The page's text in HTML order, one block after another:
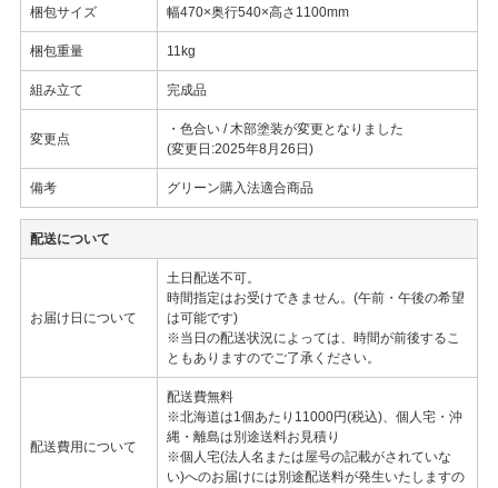
梱包サイズ 幅470×奥行540×高さ1100mm
梱包重量 11kg
組み立て 完成品
変更点
・色合い / 木部塗装が変更となりました
(変更日:2025年8月26日)
備考 グリーン購入法適合商品
配送について
お届け日について
土日配送不可。
時間指定はお受けできません。(午前・午後の希望
は可能です)
※当日の配送状況によっては、時間が前後するこ
ともありますのでご了承ください。
配送費用について
配送費無料
※北海道は1個あたり11000円(税込)、個人宅・沖
縄・離島は別途送料お見積り
※個人宅(法人名または屋号の記載がされていな
い)へのお届けには別途配送料が発生いたしますの